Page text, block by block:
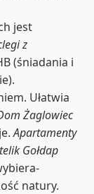
jest
z
(śniadania i
Ułatwia
Żaglowiec
Apartamenty
Gołdap
natury.